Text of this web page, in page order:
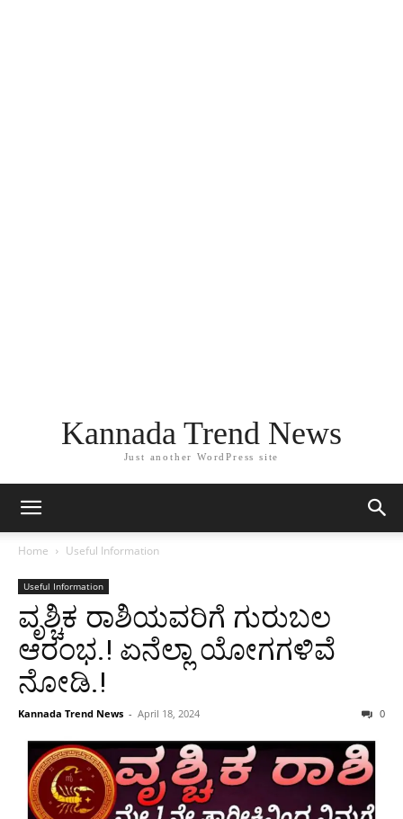
Kannada Trend News
Just another WordPress site
Home Useful Information
Useful Information
ವೃಶ್ಚಿಕ ರಾಶಿಯವರಿಗೆ ಗುರುಬಲ
ಆರಂಭ.! ಏನೆಲ್ಲಾ ಯೋಗಗಳಿವೆ
ನೋಡಿ.!
Kannada Trend News - April 18, 2024 0